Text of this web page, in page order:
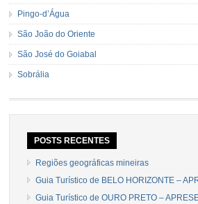
Pingo-d’Água
São João do Oriente
São José do Goiabal
Sobrália
POSTS RECENTES
Regiões geográficas mineiras
Guia Turístico de BELO HORIZONTE –
Guia Turístico de OURO PRETO –